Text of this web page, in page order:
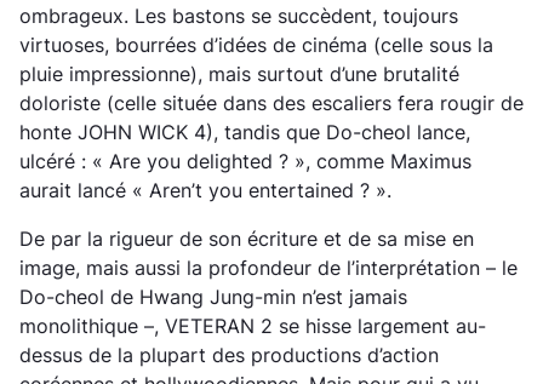
ombrageux. Les bastons se succèdent, toujours
virtuoses, bourrées d’idées de cinéma (celle sous la
pluie impressionne), mais surtout d’une brutalité
doloriste (celle située dans des escaliers fera rougir de
honte JOHN WICK 4), tandis que Do-cheol lance,
ulcéré : « Are you delighted ? », comme Maximus
aurait lancé « Aren’t you entertained ? ».
De par la rigueur de son écriture et de sa mise en
image, mais aussi la profondeur de l’interprétation – le
Do-cheol de Hwang Jung-min n’est jamais
monolithique –, VETERAN 2 se hisse largement au-
dessus de la plupart des productions d’action